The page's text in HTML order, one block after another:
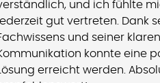
und ich fühlte
gut vertreten. Dank
und seiner klaren
konnte eine
Lösung erreicht werden.